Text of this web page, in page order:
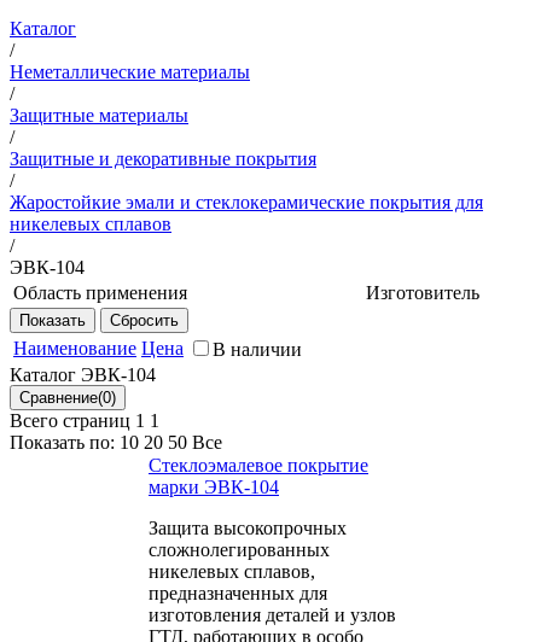
Каталог
/
Неметаллические материалы
/
Защитные материалы
/
Защитные и декоративные покрытия
/
Жаростойкие эмали и стеклокерамические покрытия для
никелевых сплавов
/
ЭВК-104
Область применения
Защита высокопрочных
сложнолегированных никелевых
сплавов, предназначенных для
изготовления деталей и узлов ГТД,
работающих в особо
теплонапряженных условиях от
высокотемпературной газовой
коррозии до 1100 °C длительно и до
1200 °С кратковременно.
Изготовитель
Наименование Цена
В наличии
Каталог ЭВК-104
Всего страниц 1 1
Показать по: 10 20 50 Все
Стеклоэмалевое покрытие
марки ЭВК-104
Защита высокопрочных
сложнолегированных
никелевых сплавов,
предназначенных для
изготовления деталей и узлов
ГТД, работающих в особо